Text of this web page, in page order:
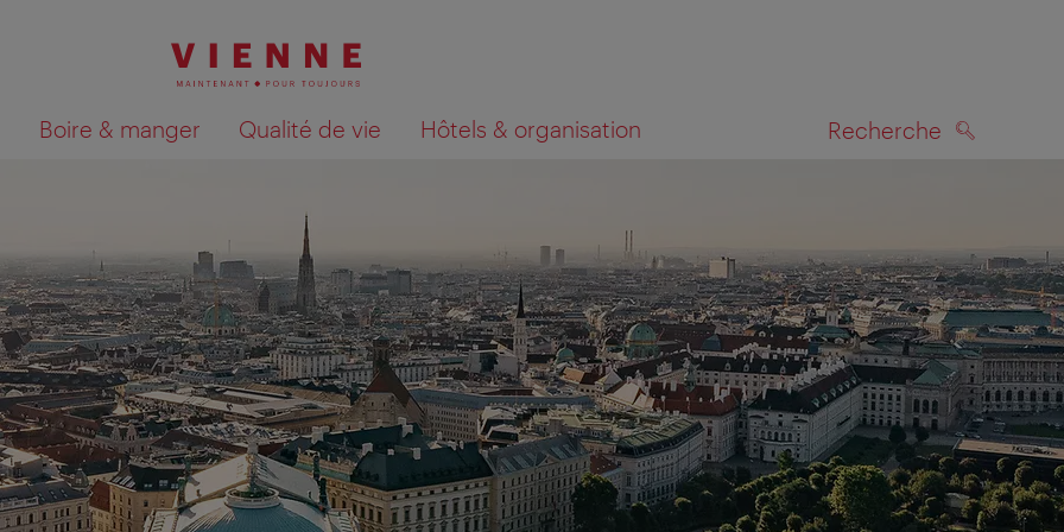
Boire & manger Qualité de vie Hôtels & organisation Recherche